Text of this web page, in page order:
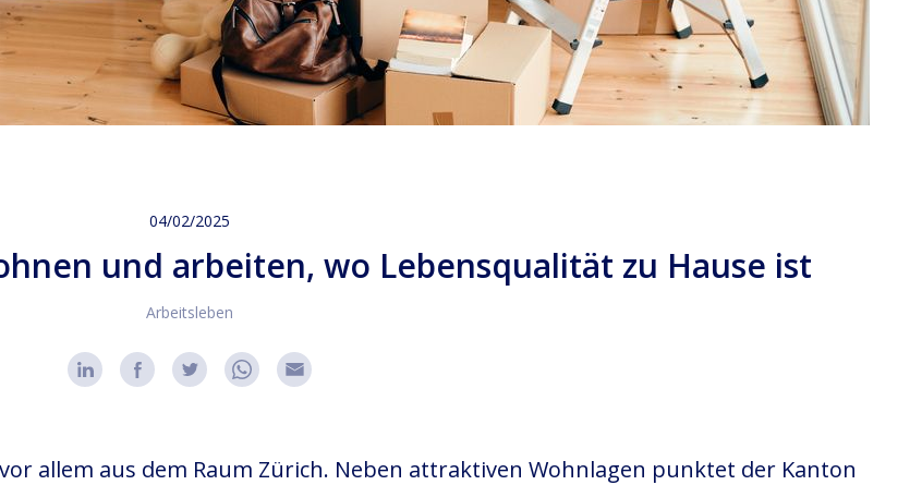
04/02/2025
und arbeiten, wo Lebensqualität zu Hause ist
Arbeitsleben
allem aus dem Raum Zürich. Neben attraktiven Wohnlagen punktet der Kanton